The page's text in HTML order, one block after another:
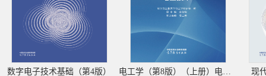
数字电子技术基础（第4版）
电工学（第8版）（上册）电工技术
现